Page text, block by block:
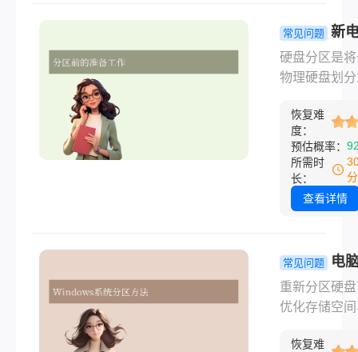
文将通过系
工具和第三
两种方式，
解Windows
的硬盘分区
常见问题 新
何分区硬盘
同系统常见
硬盘分区是
物理硬盘划
过程，合理
提升数据管
率、便于系
护，并降低
失风险。那
Windows和
系统，介绍
分区的常用
操作简单易
合新手用户。
恢复难
度：
预估概率：
所需时
长：
查看详情
常见问题
电
怎样重新分
不同系统常
重新分区硬
优化存储空
新的使用需
恢复难